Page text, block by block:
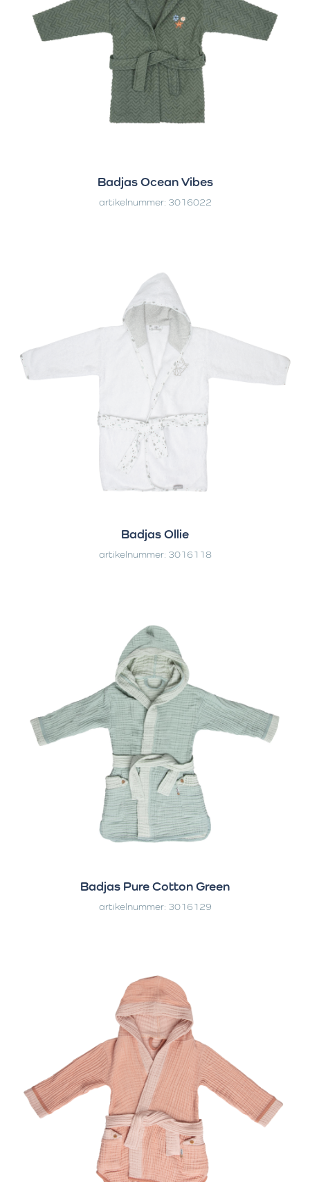
Badjas Ocean Vibes
artikelnummer: 3016022
Badjas Ollie
artikelnummer: 3016118
Badjas Pure Cotton Green
artikelnummer: 3016129